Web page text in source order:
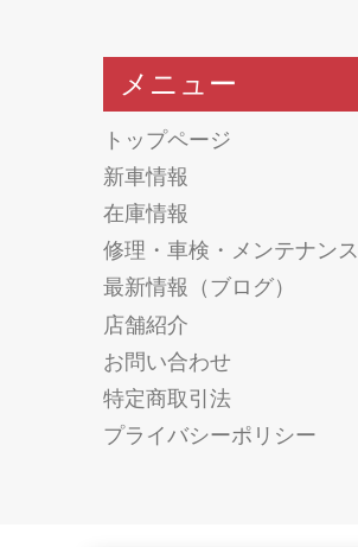
メニュー
トップページ
新車情報
在庫情報
修理・車検・メンテナンス
最新情報（ブログ）
店舗紹介
お問い合わせ
特定商取引法
プライバシーポリシー